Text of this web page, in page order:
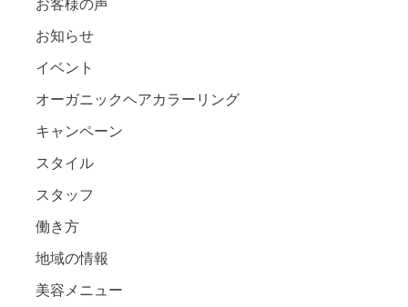
お客様の声
お知らせ
イベント
オーガニックヘアカラーリング
キャンペーン
スタイル
スタッフ
働き方
地域の情報
美容メニュー